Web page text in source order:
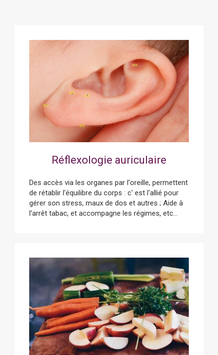
Réflexologie auriculaire
Des accès via les organes par l'oreille, permettent
de rétablir l'équilibre du corps : c' est l'allié pour
gérer son stress, maux de dos et autres ; Aide à
l'arrêt tabac, et accompagne les régimes, etc...